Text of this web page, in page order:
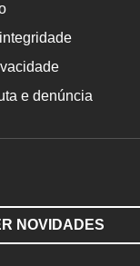
e denúncia
NOVIDADES